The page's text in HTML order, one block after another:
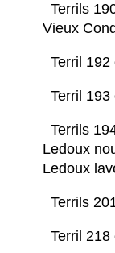
Terrils
Vieux
Terril
Terril 193
Terrils
Ledoux
Ledoux
Terrils
Terril